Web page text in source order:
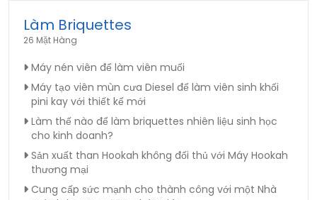
Làm Briquettes
26 Mặt Hàng
Máy nén viên để làm viên muối
Máy tạo viên mùn cưa Diesel để làm viên sinh khối
pini kay với thiết kế mới
Làm thế nào để làm briquettes nhiên liệu sinh học
cho kinh doanh?
Sản xuất than Hookah không đối thủ với Máy Hookah
thương mại
Cung cấp sức mạnh cho thành công với một Nhà